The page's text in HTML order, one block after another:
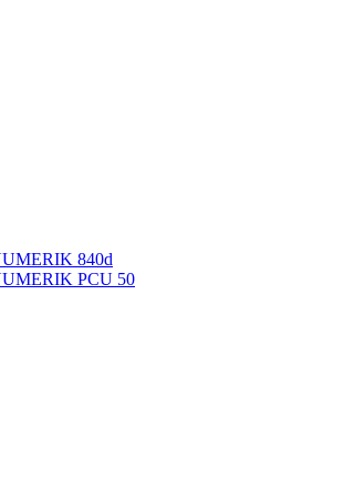
840d
PCU 50